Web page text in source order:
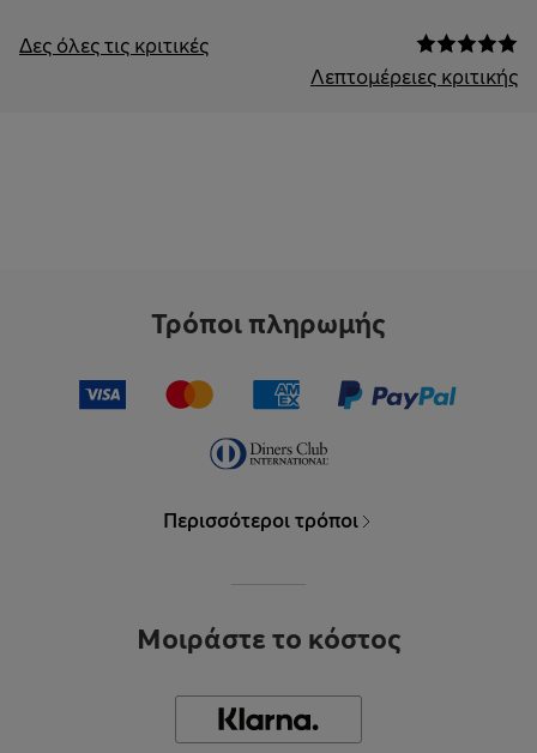
Δες όλες τις κριτικές
Λεπτομέρειες κριτικής
Τρόποι πληρωμής
Περισσότεροι τρόποι
Μοιράστε το κόστος